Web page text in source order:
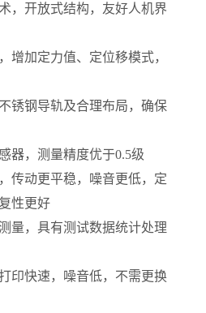
，开放式结构，友好人机界
增加定力值、定位移模式，
锈钢导轨及合理布局，确保
器，测量精度优于0.5级
传动更平稳，噪音更低，定
性更好
量，具有测试数据统计处理
印快速，噪音低，不需更换